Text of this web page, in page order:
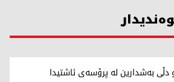
دڵی بەشدارین لە پرۆسەی ئاشتیدا